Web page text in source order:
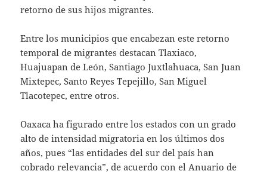
retorno de sus hijos migrantes.
Entre los municipios que encabezan este retorno
temporal de migrantes destacan Tlaxiaco,
Huajuapan de León, Santiago Juxtlahuaca, San Juan
Mixtepec, Santo Reyes Tepejillo, San Miguel
Tlacotepec, entre otros.
Oaxaca ha figurado entre los estados con un grado
alto de intensidad migratoria en los últimos dos
años, pues “las entidades del sur del país han
cobrado relevancia”, de acuerdo con el Anuario de